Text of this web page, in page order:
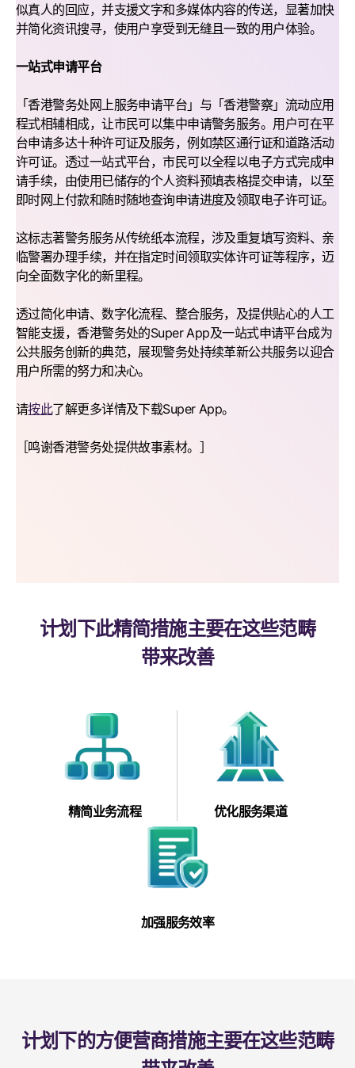
似真人的回应，并支援文字和多媒体内容的传送，显著加快
并简化资讯搜寻，使用户享受到无缝且一致的用户体验。
一站式申请平台
「香港警务处网上服务申请平台」与「香港警察」流动应用
程式相辅相成，让市民可以集中申请警务服务。用户可在平
台申请多达十种许可证及服务，例如禁区通行证和道路活动
许可证。透过一站式平台，市民可以全程以电子方式完成申
请手续，由使用已储存的个人资料预填表格提交申请，以至
即时网上付款和随时随地查询申请进度及领取电子许可证。
这标志著警务服务从传统纸本流程，涉及重复填写资料、亲
临警署办理手续，并在指定时间领取实体许可证等程序，迈
向全面数字化的新里程。
透过简化申请、数字化流程、整合服务，及提供贴心的人工
智能支援，香港警务处的Super App及一站式申请平台成为
公共服务创新的典范，展现警务处持续革新公共服务以迎合
用户所需的努力和决心。
请按此了解更多详情及下载Super App。
［鸣谢香港警务处提供故事素材。］
计划下此精简措施主要在这些范畴
带来改善
精简业务流程 优化服务渠道
加强服务效率
计划下的方便营商措施主要在这些范畴